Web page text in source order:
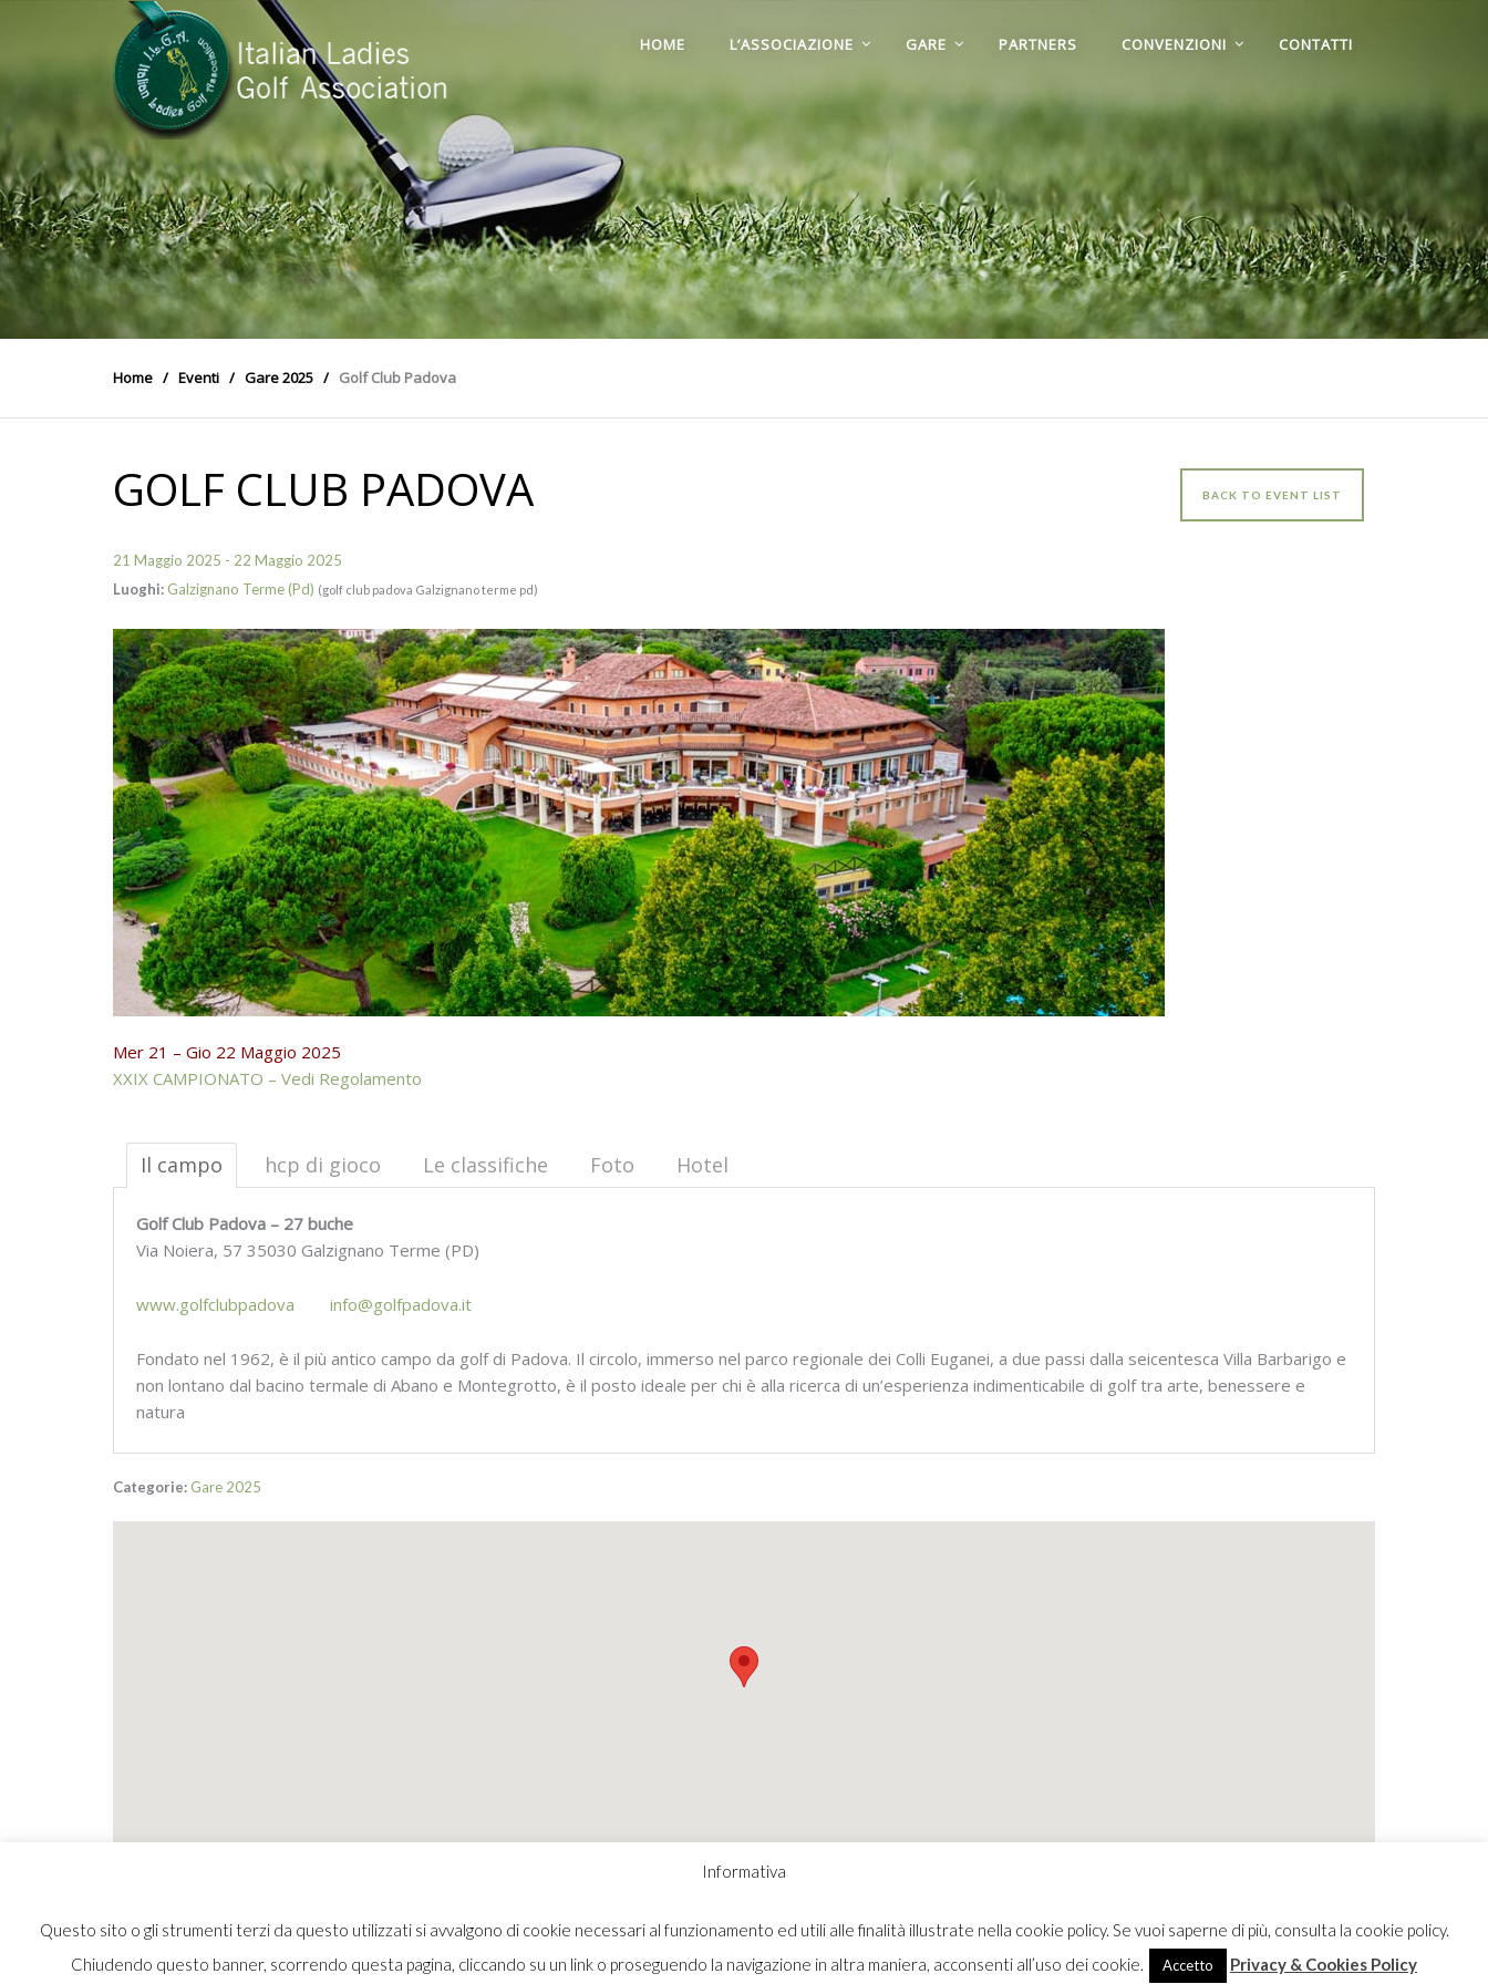
HOME L’ASSOCIAZIONE GARE PARTNERS CONVENZIONI CONTATTI
Home Eventi Gare 2025 Golf Club Padova
BACK TO EVENT LIST
GOLF CLUB PADOVA
21 Maggio 2025 - 22 Maggio 2025
Luoghi: Galzignano Terme (Pd) (golf club padova Galzignano terme pd)
Mer 21 – Gio 22 Maggio 2025
XXIX CAMPIONATO – Vedi Regolamento
Il campo hcp di gioco Le classifiche Foto Hotel
Golf Club Padova – 27 buche
Via Noiera, 57 35030 Galzignano Terme (PD)
www.golfclubpadova info@golfpadova.it
Fondato nel 1962, è il più antico campo da golf di Padova. Il circolo, immerso nel parco regionale dei Colli Euganei, a due passi dalla seicentesca Villa Barbarigo e
non lontano dal bacino termale di Abano e Montegrotto, è il posto ideale per chi è alla ricerca di un’esperienza indimenticabile di golf tra arte, benessere e
natura
Categorie: Gare 2025
2024 ILGA ALL RIGHTS RESERVED |PRIVACY & COOKIES POLICY
Informativa
Questo sito o gli strumenti terzi da questo utilizzati si avvalgono di cookie necessari al funzionamento ed utili alle finalità illustrate nella cookie policy. Se vuoi saperne di più, consulta la cookie policy.
Chiudendo questo banner, scorrendo questa pagina, cliccando su un link o proseguendo la navigazione in altra maniera, acconsenti all’uso dei cookie.
Accetto Privacy & Cookies Policy